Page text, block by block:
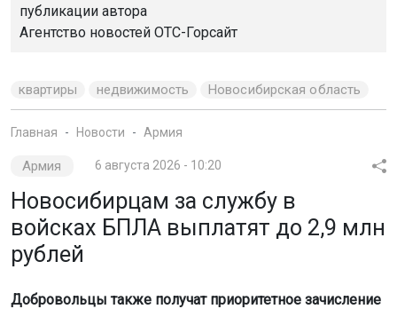
публикации автора
Агентство новостей ОТС-Горсайт
квартиры недвижимость Новосибирская область
Главная Новости Армия
Армия 6 августа 2026 - 10:20
Новосибирцам за службу в
войсках БПЛА выплатят до 2,9 млн
рублей
Добровольцы также получат приоритетное зачисление